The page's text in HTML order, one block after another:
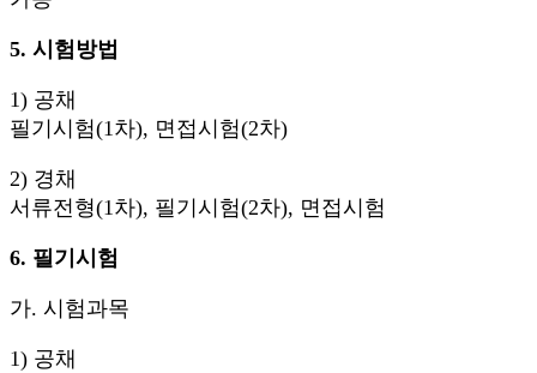
5. 시험방법
1) 공채
필기시험(1차), 면접시험(2차)
2) 경채
서류전형(1차), 필기시험(2차), 면접시험
6. 필기시험
가. 시험과목
1) 공채